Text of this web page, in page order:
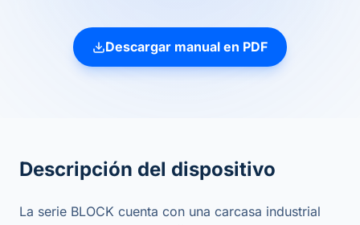
Descargar manual en PDF
Descripción del dispositivo
La serie BLOCK cuenta con una carcasa industrial